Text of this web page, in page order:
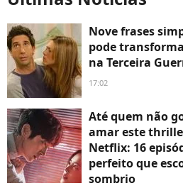
Nove frases
pode
na Terceira
17:02
Até quem não
amar este
Netflix: 16
perfeito que
sombrio